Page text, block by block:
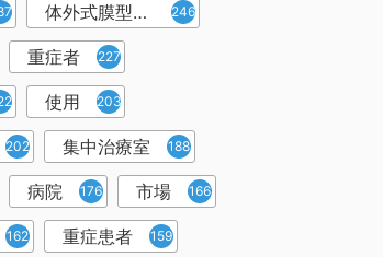
体外式膜型人工肺 246
重症者 227
使用 203
202 集中治療室 188
病院 176 市場 166
162 重症患者 159